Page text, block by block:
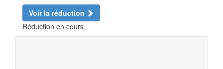
Voir la réduction
Réduction en cours